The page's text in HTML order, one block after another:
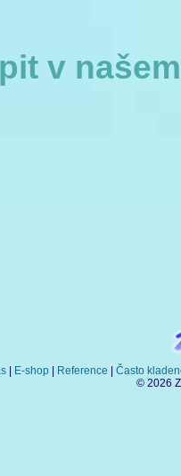
v
E-shop Reference
Často
© 2026